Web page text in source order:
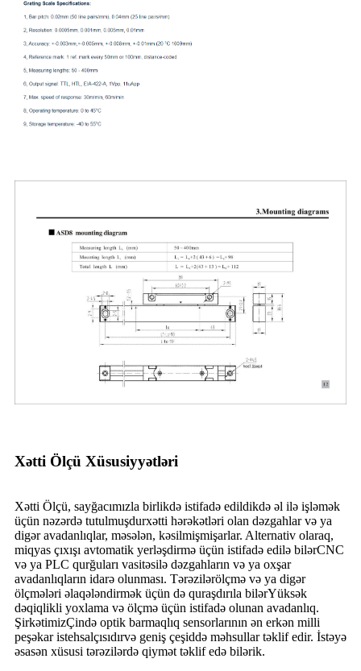
Xətti Ölçü Xüsusiyyətləri
Xətti Ölçü, sayğacımızla birlikdə istifadə edildikdə əl ilə işləmək
üçün nəzərdə tutulmuşdurxətti hərəkətləri olan dəzgahlar və ya
digər avadanlıqlar, məsələn, kəsilmişmişarlar. Alternativ olaraq,
miqyas çıxışı avtomatik yerləşdirmə üçün istifadə edilə bilərCNC
və ya PLC qurğuları vasitəsilə dəzgahların və ya oxşar
avadanlıqların idarə olunması. Tərəzilərölçmə və ya digər
ölçmələri əlaqələndirmək üçün də quraşdırıla bilərYüksək
dəqiqlikli yoxlama və ölçmə üçün istifadə olunan avadanlıq.
ŞirkətimizÇində optik barmaqlıq sensorlarının ən erkən milli
peşəkar istehsalçısıdırvə geniş çeşiddə məhsullar təklif edir. İstəyə
əsasən xüsusi tərəzilərdə qiymət təklif edə bilərik.